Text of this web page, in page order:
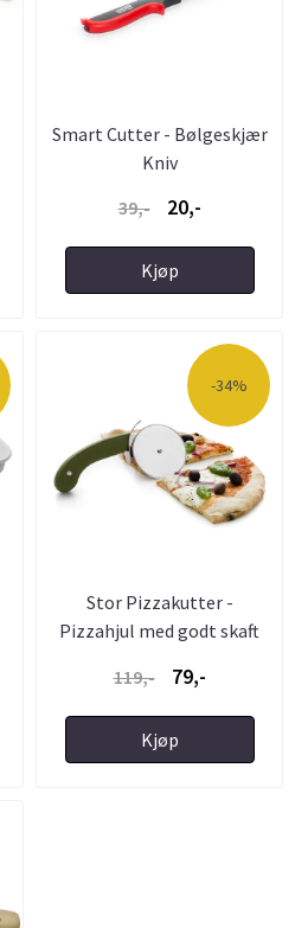
Smart Cutter - Bølgeskjær
Kniv
39,-
20,-
Kjøp
-34%
Stor Pizzakutter -
Pizzahjul med godt skaft
119,-
79,-
Kjøp